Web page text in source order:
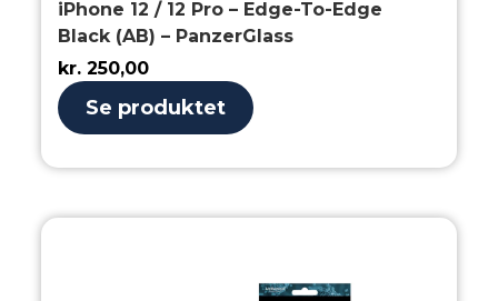
iPhone 12 / 12 Pro – Edge-To-Edge
Black (AB) – PanzerGlass
kr. 250,00
Se produktet